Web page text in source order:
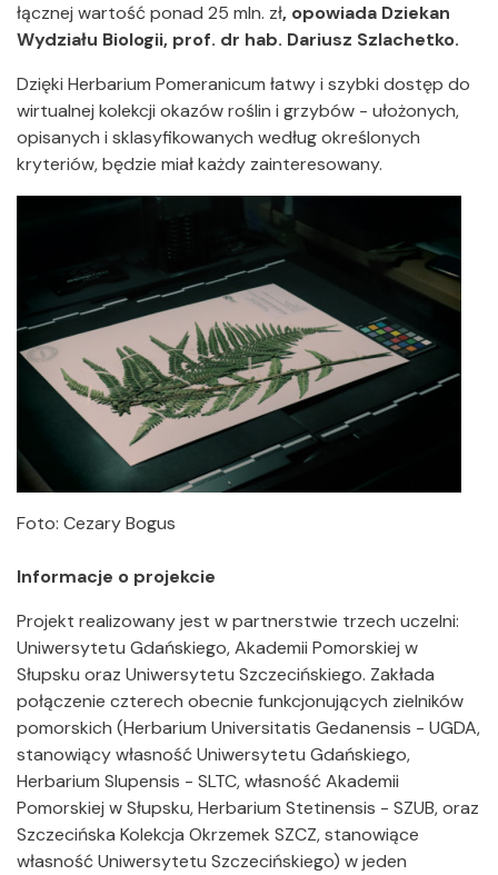
łącznej wartość ponad 25 mln. zł, opowiada Dziekan
Wydziału Biologii, prof. dr hab. Dariusz Szlachetko.
Dzięki Herbarium Pomeranicum łatwy i szybki dostęp do
wirtualnej kolekcji okazów roślin i grzybów - ułożonych,
opisanych i sklasyfikowanych według określonych
kryteriów, będzie miał każdy zainteresowany.
Foto: Cezary Bogus
Informacje o projekcie
Projekt realizowany jest w partnerstwie trzech uczelni:
Uniwersytetu Gdańskiego, Akademii Pomorskiej w
Słupsku oraz Uniwersytetu Szczecińskiego. Zakłada
połączenie czterech obecnie funkcjonujących zielników
pomorskich (Herbarium Universitatis Gedanensis - UGDA,
stanowiący własność Uniwersytetu Gdańskiego,
Herbarium Slupensis - SLTC, własność Akademii
Pomorskiej w Słupsku, Herbarium Stetinensis - SZUB, oraz
Szczecińska Kolekcja Okrzemek SZCZ, stanowiące
własność Uniwersytetu Szczecińskiego) w jeden